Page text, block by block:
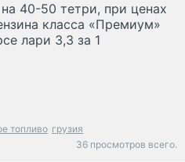
40-50 тетри, при ценах
класса «Премиум»
лари 3,3 за 1
топливо грузия
36 просмотров всего.